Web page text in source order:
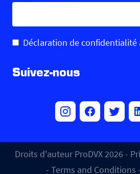
Déclaration de confidentialité
Suivez-nous
Droits d'auteur ProDVX 2026 -
- Terms and Conditions -